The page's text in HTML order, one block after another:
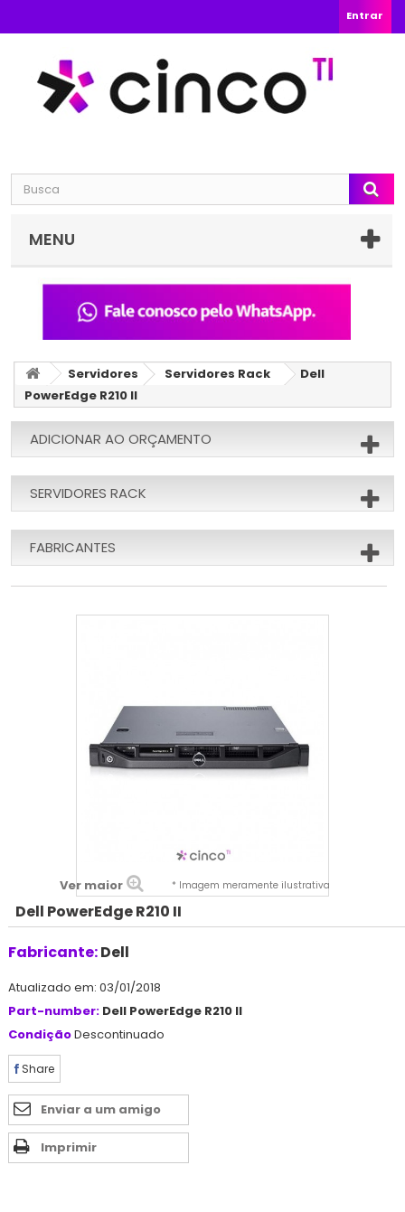
Entrar
MENU
Servidores Servidores Rack
Dell
PowerEdge R210 II
ADICIONAR AO ORÇAMENTO
SERVIDORES RACK
FABRICANTES
Ver maior * Imagem meramente ilustrativa
Dell PowerEdge R210 II
Fabricante:Dell
Atualizado em: 03/01/2018
Part-number: Dell PowerEdge R210 II
CondiçãoDescontinuado
Share
Enviar a um amigo
Imprimir